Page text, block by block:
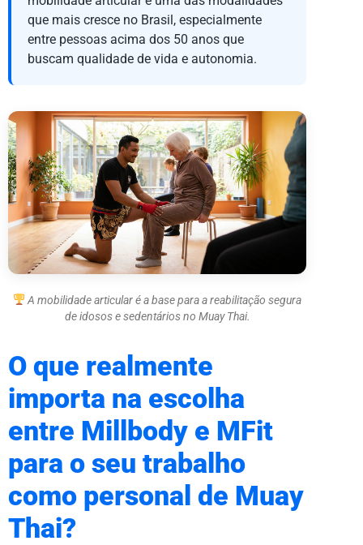
que mais cresce no Brasil, especialmente
entre pessoas acima dos 50 anos que
buscam qualidade de vida e autonomia.
A mobilidade articular é a base para a reabilitação segura
de idosos e sedentários no Muay Thai.
O que realmente
importa na escolha
entre Millbody e MFit
para o seu trabalho
como personal de Muay
Thai?